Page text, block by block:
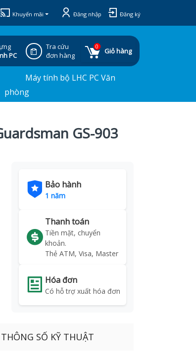
Khuyến mãi Đăng nhập Đăng ký
PC
Tra cứu
đơn hàng
0
Giỏ hàng
Máy tính bộ LHC PC Văn
phòng
GS-903
Bảo hành
1 năm
Thanh toán
Tiền mặt, chuyển
khoản.
Thẻ ATM, Visa, Master
Hóa đơn
Có hỗ trợ xuất hóa đơn
THÔNG SỐ KỸ THUẬT